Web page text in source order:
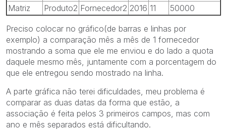
Matriz
Produto2 Fornecedor2 2016 11 50000
Preciso colocar no gráfico(de barras e linhas por
exemplo) a comparação mês a mês de 1 fornecedor
mostrando a soma que ele me enviou e do lado a quota
daquele mesmo mês, juntamente com a porcentagem do
que ele entregou sendo mostrado na linha.
A parte gráfica não terei dificuldades, meu problema é
comparar as duas datas da forma que estão, a
associação é feita pelos 3 primeiros campos, mas com
ano e mês separados está dificultando.